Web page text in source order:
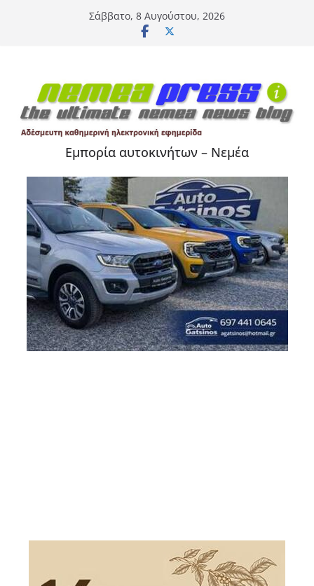
Σάββατο, 8 Αυγούστου, 2026
Εμπορία αυτοκινήτων – Νεμέα